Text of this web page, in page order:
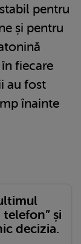
pentru
și pentru
fiecare
au fost
înainte
și
decizia.